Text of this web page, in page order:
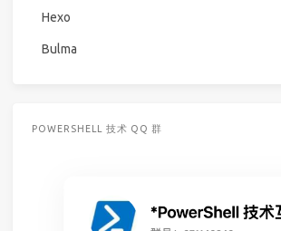
Hexo
Bulma
POWERSHELL 技术 QQ 群